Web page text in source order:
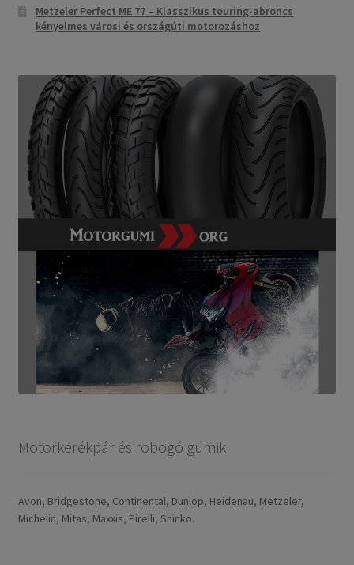
Metzeler Perfect ME 77 – Klasszikus touring-abroncs
kényelmes városi és országúti motorozáshoz
Motorkerékpár és robogó gumik
Avon, Bridgestone, Continental, Dunlop, Heidenau, Metzeler,
Michelin, Mitas, Maxxis, Pirelli, Shinko.